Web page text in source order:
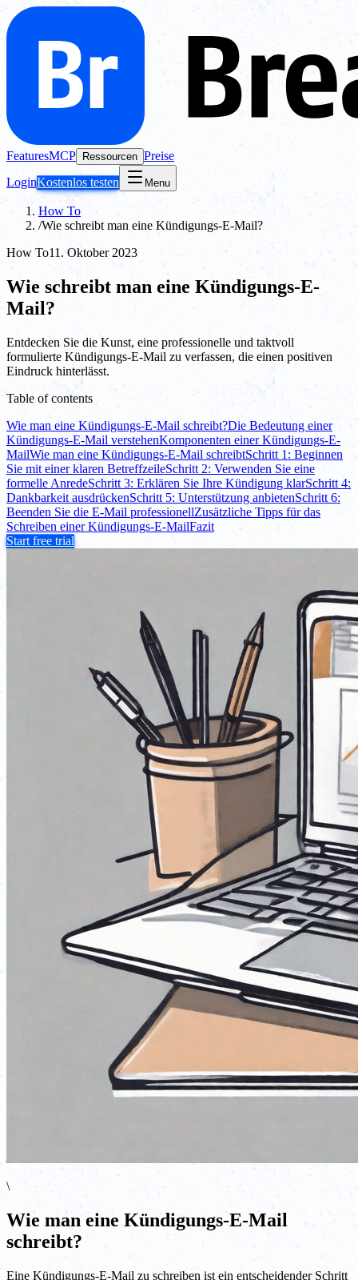
FeaturesMCP Ressourcen Preise
LoginKostenlos testen Menu
How To
/Wie schreibt man eine Kündigungs-E-Mail?
How To11. Oktober 2023
Wie schreibt man eine Kündigungs-E-
Mail?
Entdecken Sie die Kunst, eine professionelle und taktvoll
formulierte Kündigungs-E-Mail zu verfassen, die einen positiven
Eindruck hinterlässt.
Table of contents
Wie man eine Kündigungs-E-Mail schreibt?Die Bedeutung einer
Kündigungs-E-Mail verstehenKomponenten einer Kündigungs-E-
MailWie man eine Kündigungs-E-Mail schreibtSchritt 1: Beginnen
Sie mit einer klaren BetreffzeileSchritt 2: Verwenden Sie eine
formelle AnredeSchritt 3: Erklären Sie Ihre Kündigung klarSchritt 4:
Dankbarkeit ausdrückenSchritt 5: Unterstützung anbietenSchritt 6:
Beenden Sie die E-Mail professionellZusätzliche Tipps für das
Schreiben einer Kündigungs-E-MailFazit
Start free trial
\
Wie man eine Kündigungs-E-Mail
schreibt?
Eine Kündigungs-E-Mail zu schreiben ist ein entscheidender Schritt